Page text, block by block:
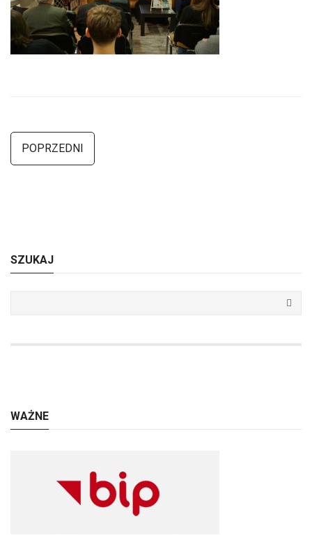
POPRZEDNI
SZUKAJ
WAŻNE